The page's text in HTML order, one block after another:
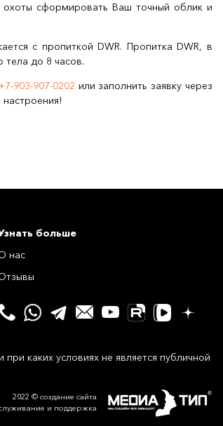
охоты сформировать Ваш точный облик и
с пропиткой DWR. Пропитка DWR, в
тела до 8 часов.
903-907-0202 или заполнить заявку через
больше
нас
каких условиях не является публичной
2022 © создание сайта
и поддержка